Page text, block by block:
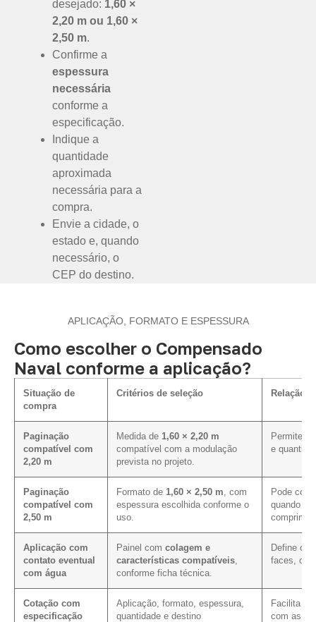
desejado: 1,60 ×
2,20 m ou 1,60 ×
2,50 m.
Confirme a
espessura
necessária
conforme a
especificação.
Indique a
quantidade
aproximada
necessária para a
compra.
Envie a cidade, o
estado e, quando
necessário, o
CEP do destino.
APLICAÇÃO, FORMATO E ESPESSURA
Como escolher o Compensado
Naval conforme a aplicação?
Situação de
compra
Critérios de seleção Relação
Paginação
compatível com
2,20 m
Medida de 1,60 × 2,20 m
compatível com a modulação
prevista no projeto.
Permite
e
Paginação
compatível com
2,50 m
Formato de 1,60 × 2,50 m , com
espessura escolhida conforme o
uso.
Pode
quando a
Aplicação com
contato eventual
com água
Painel com colagem e
características compatíveis
conforme ficha técnica.
Define os
faces,
Cotação com
especificação
Aplicação, formato, espessura,
quantidade e destino
Facilita a
com as